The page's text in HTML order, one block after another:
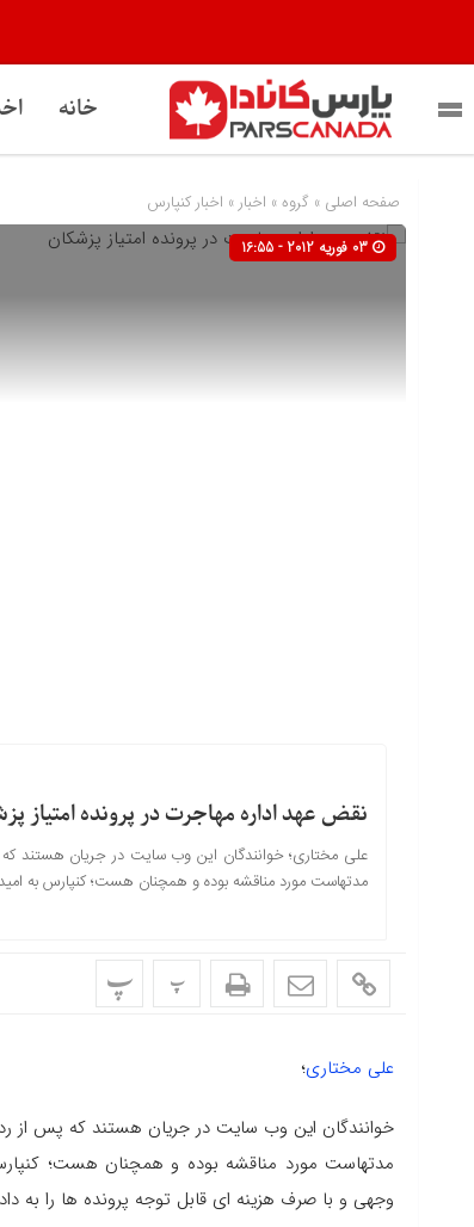
خانه
صفحه اصلی » گروه » اخبار » اخبار کنپارس
نقض عهد اداره مهاجرت در پرونده امتیاز
مدتهاست مورد مناقشه بوده و همچنان هست؛ کنپارس به
پ پ
علی مختاری؛
مدتهاست مورد مناقشه بوده و همچنان هست؛
وجهی و با صرف هزینه ای قابل توجه پرونده ها را به